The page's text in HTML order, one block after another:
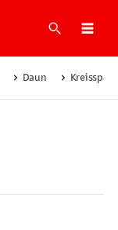
Suche
Daun